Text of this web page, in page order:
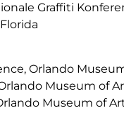
Graffiti
Orlando
Museum of
Museum of